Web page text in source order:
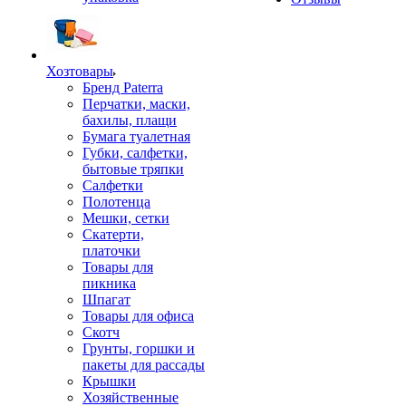
Хозтовары
Бренд Paterra
Перчатки, маски,
бахилы, плащи
Бумага туалетная
Губки, салфетки,
бытовые тряпки
Салфетки
Полотенца
Мешки, сетки
Скатерти,
платочки
Товары для
пикника
Шпагат
Товары для офиса
Скотч
Грунты, горшки и
пакеты для рассады
Крышки
Хозяйственные